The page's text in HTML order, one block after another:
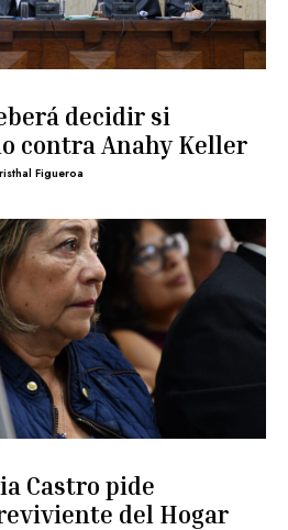
decidir si
contra Anahy Keller
Figueroa
Castro pide
del Hogar